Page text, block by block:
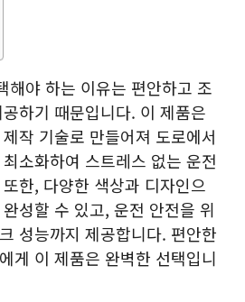
해야 하는 이유는 편안하고 조
하기 때문입니다. 이 제품은
작 기술로 만들어져 도로에서
소화하여 스트레스 없는 운전
한, 다양한 색상과 디자인으
성할 수 있고, 운전 안전을 위
성능까지 제공합니다. 편안한
게 이 제품은 완벽한 선택입니